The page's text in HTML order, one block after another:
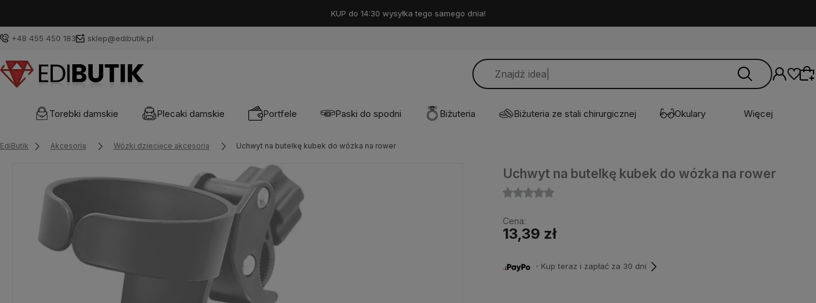
KUP do 14:30 wysyłka tego samego dnia!
+48 455 450 183 sklep@edibutik.pl
Wybierz coś dla siebie z naszej aktualnej
oferty lub zaloguj się, aby przywrócić dodane
Torebki damskie Plecaki damskie Portfele Paski do spodni Biżuteria Biżuteria ze stali chirurgicznej Okulary Więcej
EdiButik Akcesoria Wózki dziecięce akcesoria Uchwyt na butelkę kubek do wózka na rower
Uchwyt na butelkę kubek do wózka na rower
Cena:
13,39 zł
・Kup teraz i zapłać za 30 dni